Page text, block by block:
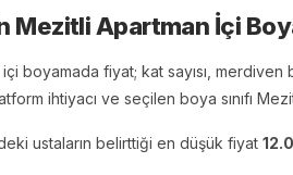
Mezitli Apartman İçi
boyamada fiyat; kat sayısı,
ihtiyacı ve seçilen boya sınıfı
ustaların belirttiği en düşük fiyat